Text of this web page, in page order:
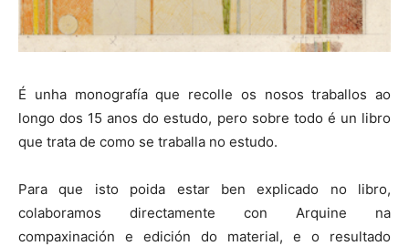
É unha monografía que recolle os nosos traballos ao
longo dos 15 anos do estudo, pero sobre todo é un libro
que trata de como se traballa no estudo.
Para que isto poida estar ben explicado no libro,
colaboramos directamente con Arquine na
compaxinación e edición do material, e o resultado